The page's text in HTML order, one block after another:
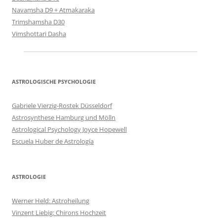
Navamsha D9 + Atmakaraka
Trimshamsha D30
Vimshottari Dasha
ASTROLOGISCHE PSYCHOLOGIE
Gabriele Vierzig-Rostek Düsseldorf
Astrosynthese Hamburg und Mölln
Astrological Psychology Joyce Hopewell
Escuela Huber de Astrología
ASTROLOGIE
Werner Held: Astroheilung
Vinzent Liebig: Chirons Hochzeit